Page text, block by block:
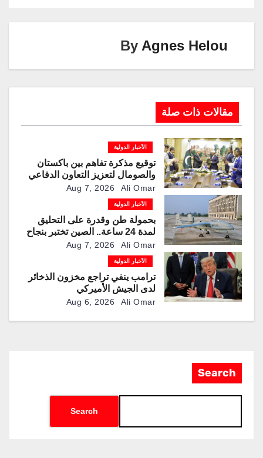
k
By Agnes Helou
مقالات ذات صلة
الأخبار الدولية
توقيع مذكرة تفاهم بين باكستان
والصومال لتعزيز التعاون الدفاعي
Aug 7, 2026 Ali Omar
الأخبار الدولية
بحمولة طن وقدرة على التحليق
لمدة 24 ساعة.. الصين تختبر بنجاح
مسيّرة “TP200”
Aug 7, 2026 Ali Omar
الأخبار الدولية
ترامب ينفي تراجع مخزون الذخائر
لدى الجيش الأميركي
Aug 6, 2026 Ali Omar
Search
Search